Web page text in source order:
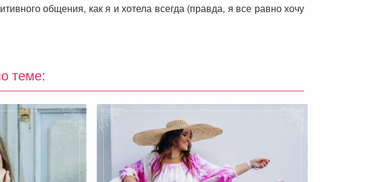
общения, как я и хотела всегда (правда, я все равно хочу
теме: